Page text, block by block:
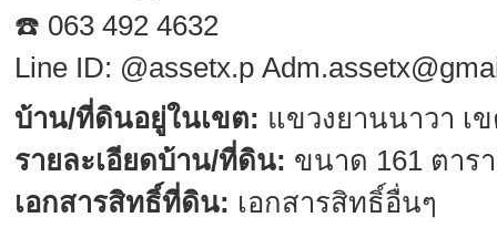
☎️ 063 492 4632
Line​ ID: @assetx.p
บ้าน/ที่ดินอยู่ในเขต: แขวงยานนาวา เ
รายละเอียดบ้าน/ที่ดิน: ขนาด 161 ตาร
เอกสารสิทธิ์ที่ดิน: เอกสารสิทธิ์อื่นๆ